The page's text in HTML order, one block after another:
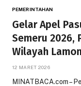
PEMERINTAHAN
Gelar Apel
Semeru 2026,
Wilayah
12 MARET 2026
MINATBACA.com –